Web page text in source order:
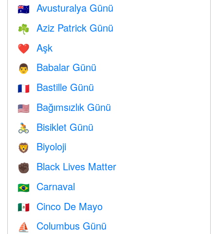
🇦🇺 Avusturalya Günü
☘️ Aziz Patrick Günü
❤️️ Aşk
👨 Babalar Günü
🇫🇷 Bastille Günü
🇺🇸 Bağımsızlık Günü
🚴 Bisiklet Günü
🦁 Biyoloji
✊🏿 Black Lives Matter
🇧🇷 Carnaval
🇲🇽 Cinco De Mayo
⛵️ Columbus Günü